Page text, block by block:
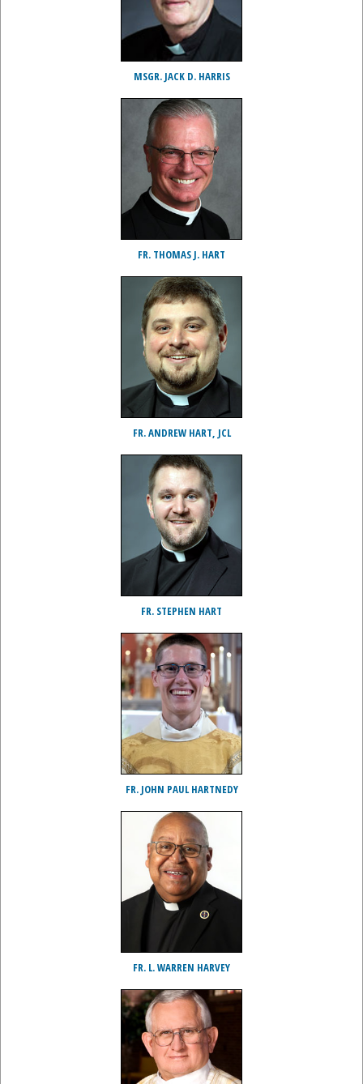
MSGR. JACK D. HARRIS
FR. THOMAS J. HART
FR. ANDREW HART, JCL
FR. STEPHEN HART
FR. JOHN PAUL HARTNEDY
FR. L. WARREN HARVEY